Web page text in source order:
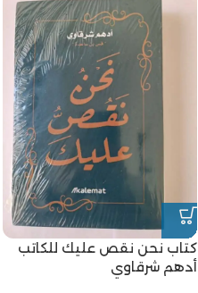
كتاب نحن نقص عليك للكاتب
أدهم شرقاوي